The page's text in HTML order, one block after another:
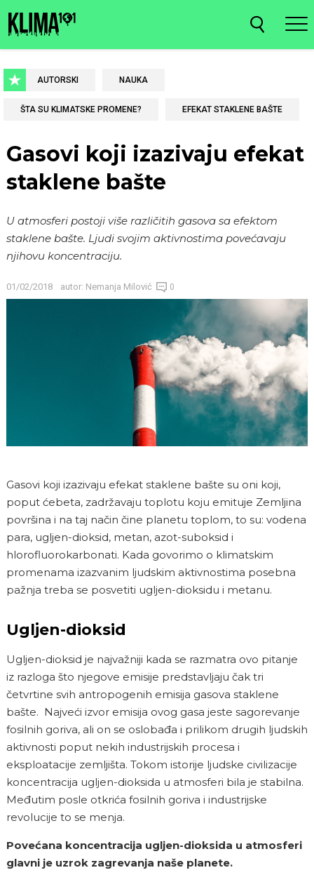
AUTORSKI NAUKA
ŠTA SU KLIMATSKE PROMENE? EFEKAT STAKLENE BAŠTE
Gasovi koji izazivaju efekat
staklene bašte
U atmosferi postoji više različitih gasova sa efektom
staklene bašte. Ljudi svojim aktivnostima povećavaju
njihovu koncentraciju.
01/02/2018 autor: Nemanja Milović 0
Gasovi koji izazivaju efekat staklene bašte su oni koji,
poput ćebeta, zadržavaju toplotu koju emituje Zemljina
površina i na taj način čine planetu toplom, to su: vodena
para, ugljen-dioksid, metan, azot-suboksid i
hlorofluorokarbonati. Kada govorimo o klimatskim
promenama izazvanim ljudskim aktivnostima posebna
pažnja treba se posvetiti ugljen-dioksidu i metanu.
Ugljen-dioksid
Ugljen-dioksid je najvažniji kada se razmatra ovo pitanje
iz razloga što njegove emisije predstavljaju čak tri
četvrtine svih antropogenih emisija gasova staklene
bašte. Najveći izvor emisija ovog gasa jeste sagorevanje
fosilnih goriva, ali on se oslobađa i prilikom drugih ljudskih
aktivnosti poput nekih industrijskih procesa i
eksploatacije zemljišta. Tokom istorije ljudske civilizacije
koncentracija ugljen-dioksida u atmosferi bila je stabilna.
Međutim posle otkrića fosilnih goriva i industrijske
revolucije to se menja.
Povećana koncentracija ugljen-dioksida u atmosferi
glavni je uzrok zagrevanja naše planete.